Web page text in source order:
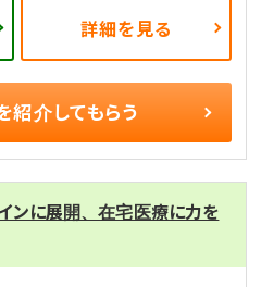
詳細を見る
紹介してもらう
ンに展開、在宅医療に力を